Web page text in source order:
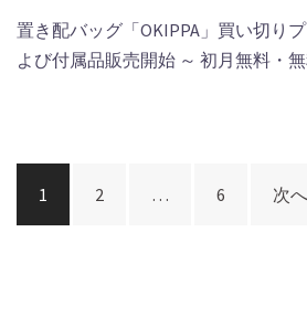
置き配バッグ「OKIPPA」買い切り
よび付属品販売開始 ～ 初月無料・
投
稿
1 2 … 6 次へ